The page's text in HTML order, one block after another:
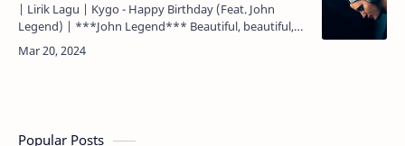
| Lirik Lagu | Kygo - Happy Birthday (Feat. John
Legend) | ***John Legend*** Beautiful, beautiful,
no other name. Cantik, cantik, tidak ada nama lain. I
knew from th…
Popular Posts